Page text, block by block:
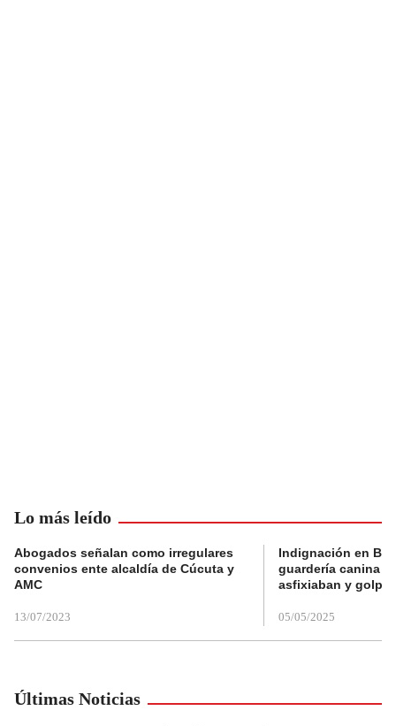
Lo más leído
Abogados señalan como irregulares
convenios ente alcaldía de Cúcuta y
AMC
13/07/2023
Indignación en
guardería canina
asfixiaban y
05/05/2025
Últimas Noticias